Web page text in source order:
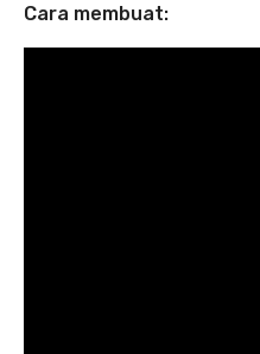
Cara membuat: